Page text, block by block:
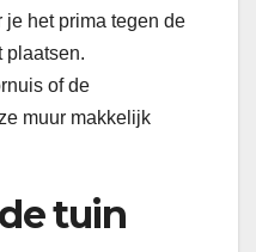
het prima tegen de
plaatsen.
of de
muur makkelijk
tuin